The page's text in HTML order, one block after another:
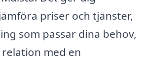
priser och tjänster,
som passar dina behov,
med en